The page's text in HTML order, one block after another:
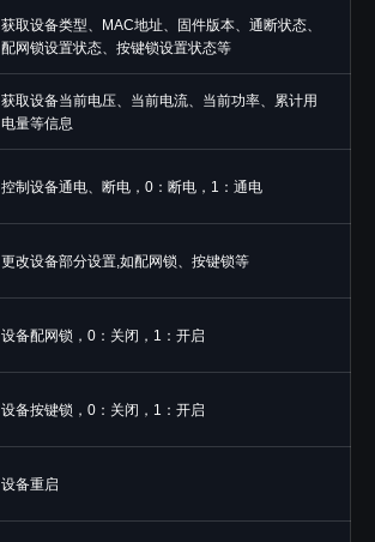
获取设备类型、MAC地址、固件版本、通断状态、
配网锁设置状态、按键锁设置状态等
获取设备当前电压、当前电流、当前功率、累计用
电量等信息
控制设备通电、断电，0：断电，1：通电
更改设备部分设置,如配网锁、按键锁等
设备配网锁，0：关闭，1：开启
设备按键锁，0：关闭，1：开启
设备重启